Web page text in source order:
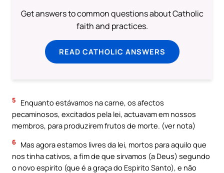
Get answers to common questions about Catholic
faith and practices.
READ CATHOLIC ANSWERS
5
Enquanto estávamos na carne, os afectos
pecaminosos, excitados pela lei, actuavam em nossos
membros, para produzirem frutos de morte. (ver nota)
6 Mas agora estamos livres da lei, mortos para aquilo que
nos tinha cativos, a fim de que sirvamos (a Deus) segundo
o novo espirito (que é a graça do Espirito Santo), e não